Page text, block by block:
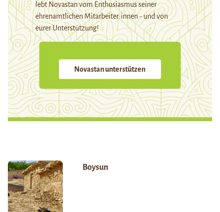
lebt Novastan vom Enthusiasmus seiner
ehrenamtlichen Mitarbeiter:innen - und von
eurer Unterstützung!
Novastan unterstützen
Boysun